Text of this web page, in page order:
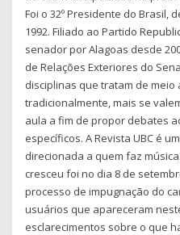
Foi o 32º Presidente do Brasil,
1992. Filiado ao Partido
senador por Alagoas desde
de Relações Exteriores do
disciplinas que tratam de
tradicionalmente, mais se
aula a fim de propor debates
específicos. A Revista UBC é
direcionada a quem faz
cresceu foi no dia 8 de
processo de impugnação do
usuários que apareceram
esclarecimentos sobre o que